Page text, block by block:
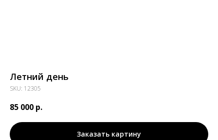
Летний день
SKU: 12305
85 000 р.
Заказать картину